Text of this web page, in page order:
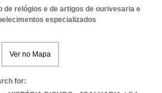
de relógios e de artigos de ourivesaria e
especializados
Ver no Mapa
for: